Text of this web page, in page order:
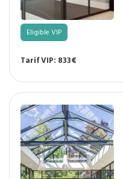
Eligible VIP
Tarif VIP: 833€